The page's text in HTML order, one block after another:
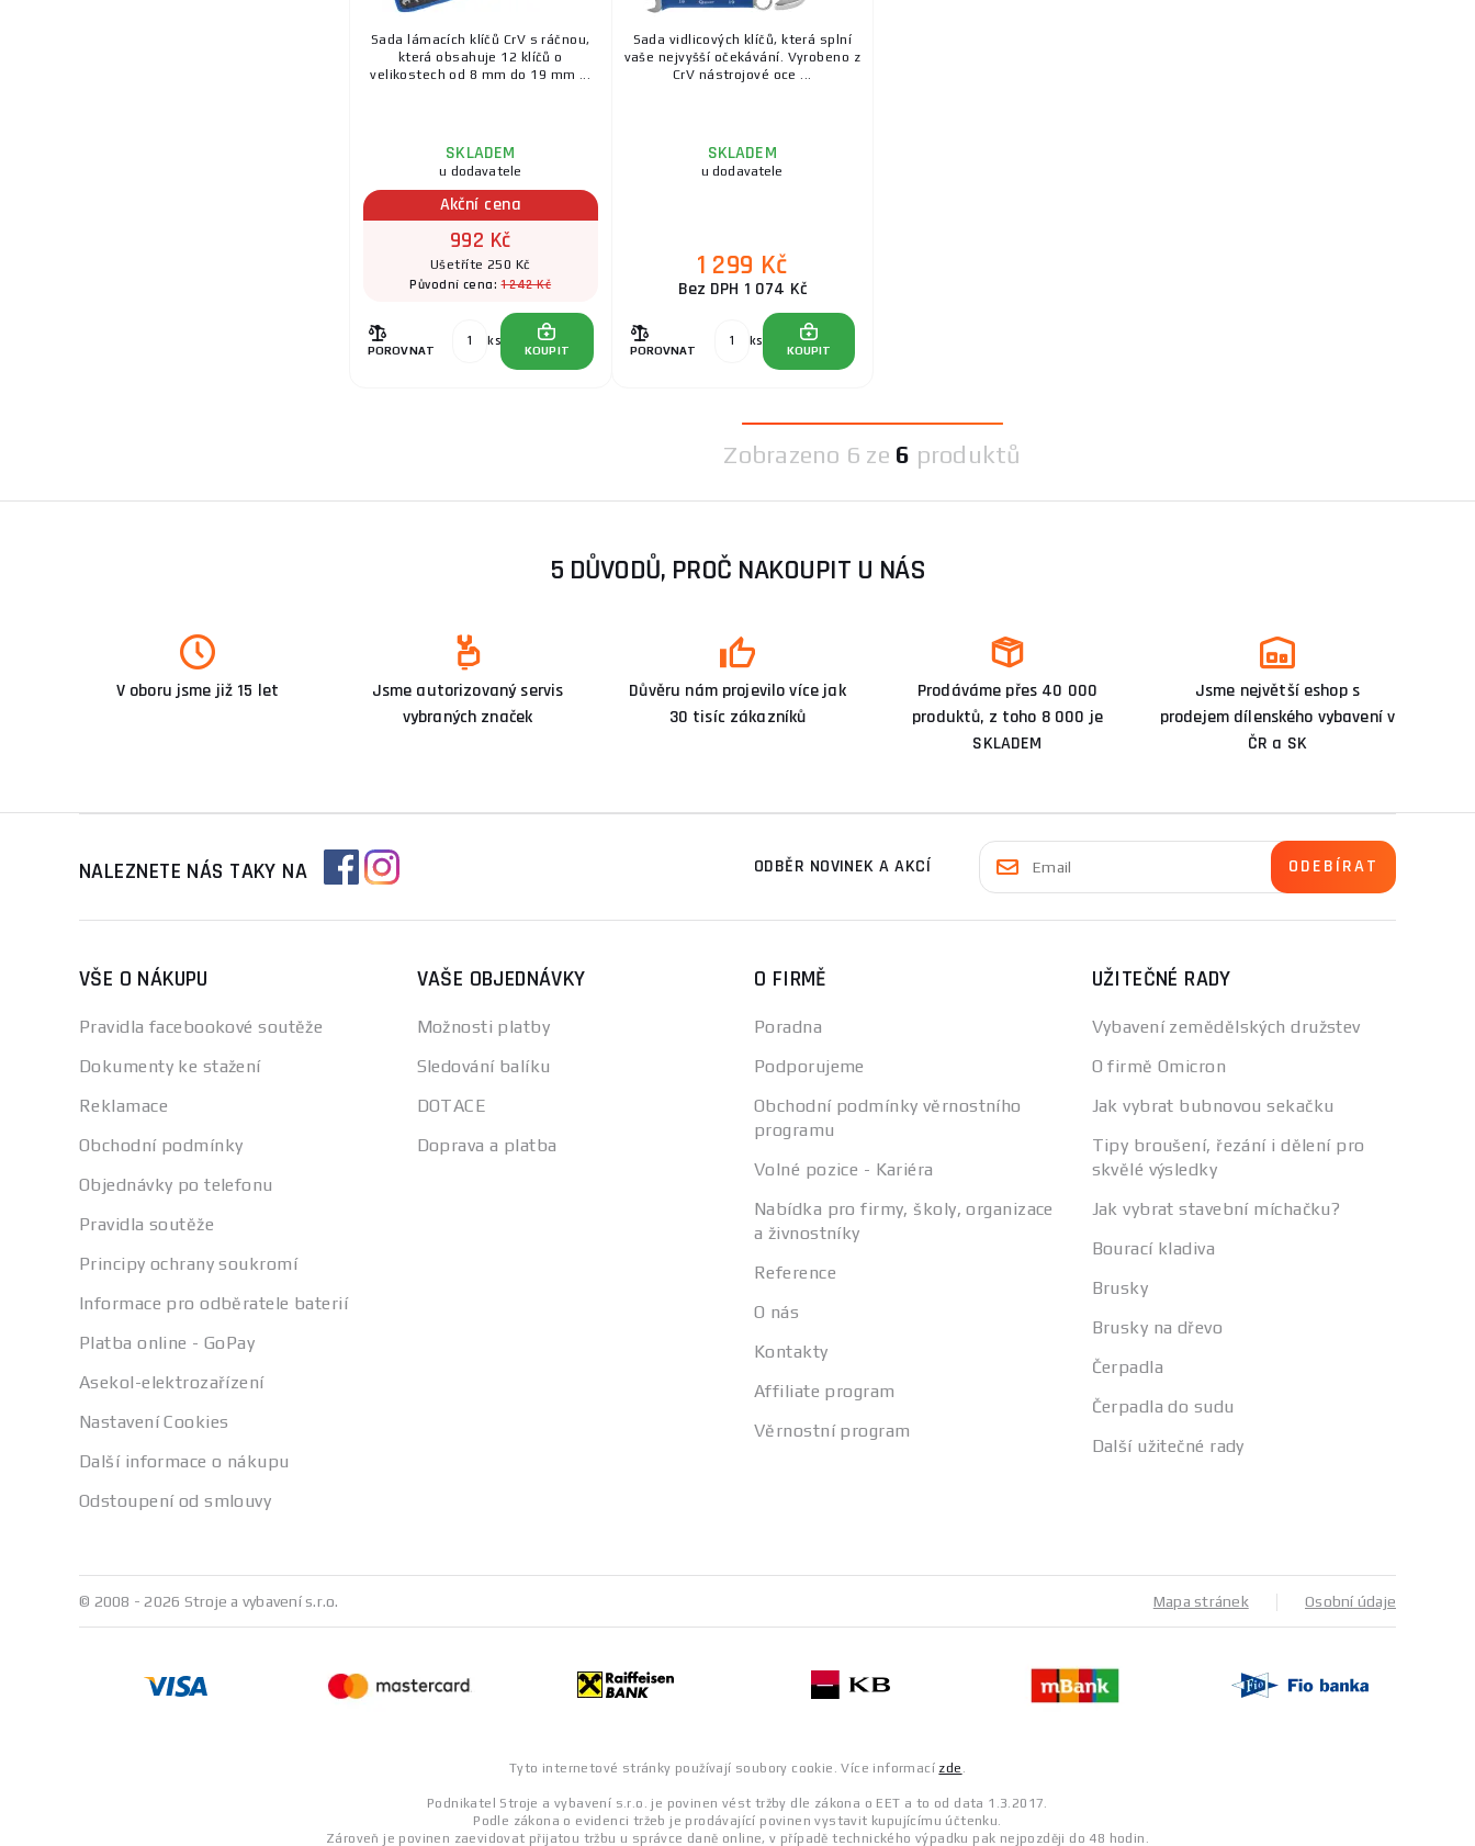
Sada lámacích klíčů CrV s ráčnou,
která obsahuje 12 klíčů o
velikostech od 8 mm do 19 mm ...
SKLADEM
u dodavatele
Akční cena
992 Kč
Ušetříte 250 Kč
Původní cena:1 242 Kč
POROVNAT
ks
KOUPIT
Sada vidlicových klíčů, která splní
vaše nejvyšší očekávání. Vyrobeno z
CrV nástrojové oce ...
SKLADEM
u dodavatele
1 299 Kč
Bez DPH 1 074 Kč
POROVNAT
ks
KOUPIT
Zobrazeno 6 ze 6 produktů
5 DŮVODŮ, PROČ NAKOUPIT U NÁS
V oboru jsme již 15 let
Jsme autorizovaný servis
vybraných značek
Důvěru nám projevilo více jak
30 tisíc zákazníků
Prodáváme přes 40 000
produktů, z toho 8 000 je
SKLADEM
Jsme největší eshop s
prodejem dílenského vybavení v
ČR a SK
NALEZNETE NÁS TAKY NA ODBĚR NOVINEK A AKCÍ
VŠE O NÁKUPU
Pravidla facebookové soutěže
Dokumenty ke stažení
Reklamace
Obchodní podmínky
Objednávky po telefonu
Pravidla soutěže
Principy ochrany soukromí
Informace pro odběratele baterií
Platba online - GoPay
Asekol-elektrozařízení
Nastavení Cookies
Další informace o nákupu
Odstoupení od smlouvy
VAŠE OBJEDNÁVKY
Možnosti platby
Sledování balíku
DOTACE
Doprava a platba
O FIRMĚ
Poradna
Podporujeme
Obchodní podmínky věrnostního
programu
Volné pozice - Kariéra
Nabídka pro firmy, školy, organizace
a živnostníky
Reference
O nás
Kontakty
Affiliate program
Věrnostní program
UŽITEČNÉ RADY
Vybavení zemědělských družstev
O firmě Omicron
Jak vybrat bubnovou sekačku
Tipy broušení, řezání i dělení pro
skvělé výsledky
Jak vybrat stavební míchačku?
Bourací kladiva
Brusky
Brusky na dřevo
Čerpadla
Čerpadla do sudu
Další užitečné rady
© 2008 - 2026 Stroje a vybavení s.r.o. Mapa stránek Osobní údaje
Tyto internetové stránky používají soubory cookie. Více informací zde .
Podnikatel Stroje a vybavení s.r.o. je povinen vést tržby dle zákona o EET a to od data 1.3.2017.
Podle zákona o evidenci tržeb je prodávající povinen vystavit kupujícímu účtenku.
Zároveň je povinen zaevidovat přijatou tržbu u správce daně online, v případě technického výpadku pak nejpozději do 48 hodin.